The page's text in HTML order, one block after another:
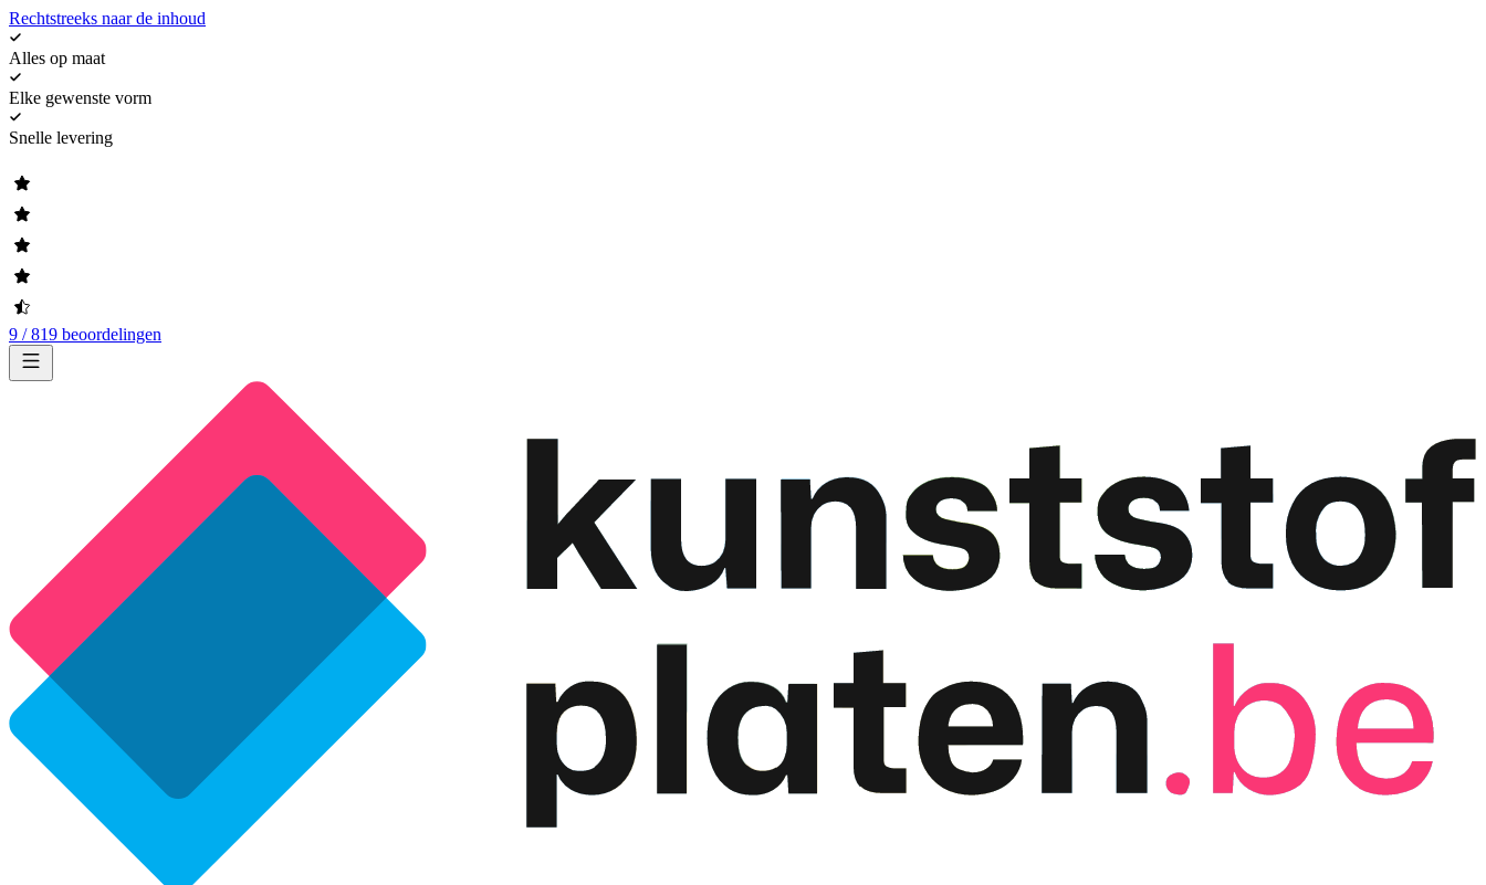
Rechtstreeks naar de inhoud
Alles op maat
Elke gewenste vorm
Snelle levering
9 / 819 beoordelingen